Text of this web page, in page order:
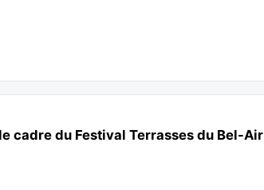
cadre du Festival Terrasses du Bel-Air